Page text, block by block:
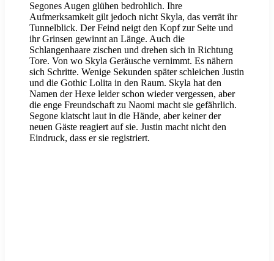
Segones Augen glühen bedrohlich. Ihre
Aufmerksamkeit gilt jedoch nicht Skyla, das verrät ihr
Tunnelblick. Der Feind neigt den Kopf zur Seite und
ihr Grinsen gewinnt an Länge. Auch die
Schlangenhaare zischen und drehen sich in Richtung
Tore. Von wo Skyla Geräusche vernimmt. Es nähern
sich Schritte. Wenige Sekunden später schleichen Justin
und die Gothic Lolita in den Raum. Skyla hat den
Namen der Hexe leider schon wieder vergessen, aber
die enge Freundschaft zu Naomi macht sie gefährlich.
Segone klatscht laut in die Hände, aber keiner der
neuen Gäste reagiert auf sie. Justin macht nicht den
Eindruck, dass er sie registriert.